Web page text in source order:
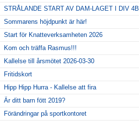
Kvalitetsklubb
STRÅLANDE START AV DAM-LAGET I DIV 4B
Sommarens höjdpunkt är här!
Start för Knatteverksamheten 2026
Kom och träffa Rasmus!!!
Kallelse till årsmötet 2026-03-30
Fritidskort
Hipp Hipp Hurra - Kallelse att fira
Är ditt barn fött 2019?
Förändringar på sportkontoret